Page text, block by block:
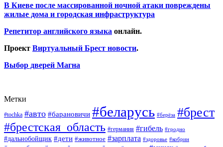
В Киеве после массированной ночной атаки повреждены
жилые дома и городская инфраструктура
Репетитор английского языка онлайн.
Проект Виртуальный Брест новости.
Выбор дверей Магна
Метки
#tochka #авто #барановичи #беларусь #берёза #брест
#брестская_область #германия #гибель #гродно
#дальнобойщик #дети #животное #зарплата #здоровье #кобрин